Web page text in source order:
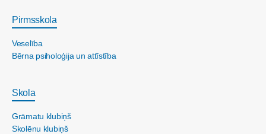
Pirmsskola
Veselība
Bērna psiholoģija un attīstība
Skola
Grāmatu klubiņš
Skolēnu klubiņš